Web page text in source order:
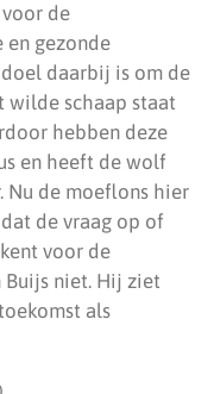
de
en gezonde
daarbij is om de
wilde schaap staat
hebben deze
en heeft de wolf
Nu de moeflons hier
de vraag op of
voor de
Buijs niet. Hij ziet
als